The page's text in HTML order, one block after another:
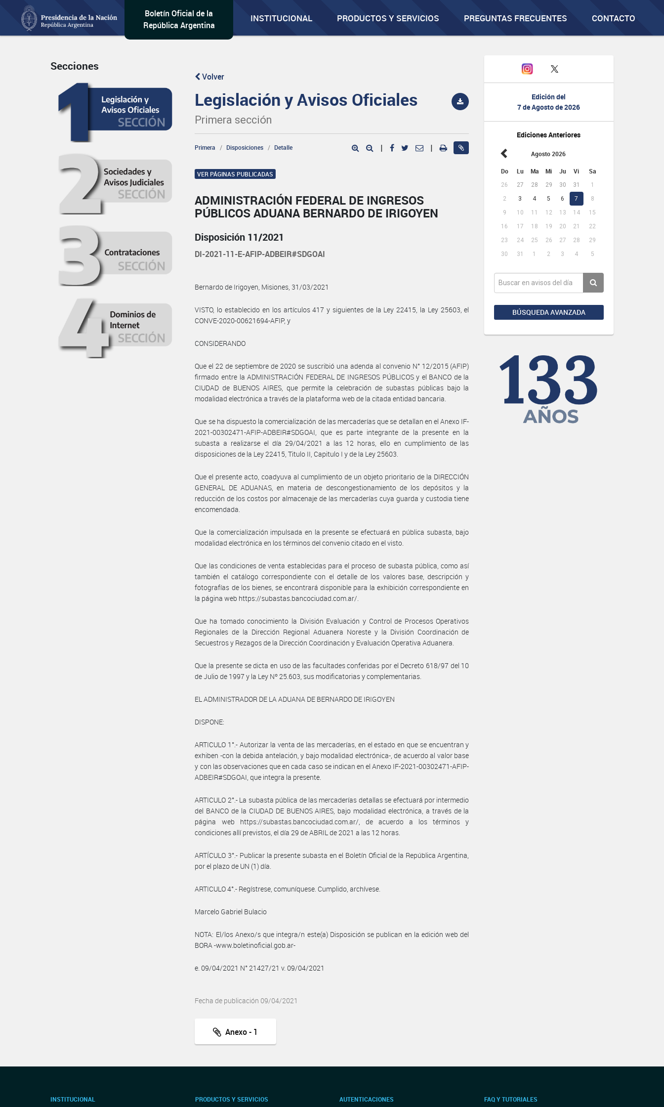
Boletín Oficial de la
República Argentina
INSTITUCIONAL PRODUCTOS Y SERVICIOS PREGUNTAS FRECUENTES CONTACTO
Edición del
7 de Agosto de 2026
Ediciones Anteriores
Agosto 2026
Do Lu Ma Mi Ju Vi Sa
26 27 28 29 30 31
1
2
3 4 5 6 7
8
9
10 11 12 13 14
15
16
17 18 19 20 21
22
23
24 25 26 27 28
29
30
31 1 2 3 4 5
BÚSQUEDA AVANZADA
Secciones
Volver
Legislación y Avisos Oficiales
Primera sección
Primera Disposiciones Detalle | |
VER PÁGINAS PUBLICADAS
ADMINISTRACIÓN FEDERAL DE INGRESOS
PÚBLICOS ADUANA BERNARDO DE IRIGOYEN
Disposición 11/2021
DI-2021-11-E-AFIP-ADBEIR#SDGOAI
Bernardo de Irigoyen, Misiones, 31/03/2021
VISTO, lo establecido en los artículos 417 y siguientes de la Ley 22415, la Ley 25603, el
CONVE-2020-00621694-AFIP, y
CONSIDERANDO
Que el 22 de septiembre de 2020 se suscribió una adenda al convenio N° 12/2015 (AFIP)
firmado entre la ADMINISTRACIÓN FEDERAL DE INGRESOS PÚBLICOS y el BANCO de la
CIUDAD de BUENOS AIRES, que permite la celebración de subastas públicas bajo la
modalidad electrónica a través de la plataforma web de la citada entidad bancaria.
Que se ha dispuesto la comercialización de las mercaderías que se detallan en el Anexo IF-
2021-00302471-AFIP-ADBEIR#SDGOAI, que es parte integrante de la presente en la
subasta a realizarse el día 29/04/2021 a las 12 horas, ello en cumplimiento de las
disposiciones de la Ley 22415, Titulo II, Capitulo I y de la Ley 25603.
Que el presente acto, coadyuva al cumplimiento de un objeto prioritario de la DIRECCIÓN
GENERAL DE ADUANAS, en materia de descongestionamiento de los depósitos y la
reducción de los costos por almacenaje de las mercaderías cuya guarda y custodia tiene
encomendada.
Que la comercialización impulsada en la presente se efectuará en pública subasta, bajo
modalidad electrónica en los términos del convenio citado en el visto.
Que las condiciones de venta establecidas para el proceso de subasta pública, como así
también el catálogo correspondiente con el detalle de los valores base, descripción y
fotografías de los bienes, se encontrará disponible para la exhibición correspondiente en
la página web https://subastas.bancociudad.com.ar/.
Que ha tomado conocimiento la División Evaluación y Control de Procesos Operativos
Regionales de la Dirección Regional Aduanera Noreste y la División Coordinación de
Secuestros y Rezagos de la Dirección Coordinación y Evaluación Operativa Aduanera.
Que la presente se dicta en uso de las facultades conferidas por el Decreto 618/97 del 10
de Julio de 1997 y la Ley Nº 25.603, sus modificatorias y complementarias.
EL ADMINISTRADOR DE LA ADUANA DE BERNARDO DE IRIGOYEN
DISPONE:
ARTICULO 1°.- Autorizar la venta de las mercaderías, en el estado en que se encuentran y
exhiben -con la debida antelación, y bajo modalidad electrónica-, de acuerdo al valor base
y con las observaciones que en cada caso se indican en el Anexo IF-2021-00302471-AFIP-
ADBEIR#SDGOAI, que integra la presente.
ARTICULO 2°.- La subasta pública de las mercaderías detallas se efectuará por intermedio
del BANCO de la CIUDAD DE BUENOS AIRES, bajo modalidad electrónica, a través de la
página web https://subastas.bancociudad.com.ar/, de acuerdo a los términos y
condiciones allí previstos, el día 29 de ABRIL de 2021 a las 12 horas.
ARTÍCULO 3°.- Publicar la presente subasta en el Boletín Oficial de la República Argentina,
por el plazo de UN (1) día.
ARTICULO 4°.- Regístrese, comuníquese. Cumplido, archívese.
Marcelo Gabriel Bulacio
NOTA: El/los Anexo/s que integra/n este(a) Disposición se publican en la edición web del
BORA -www.boletinoficial.gob.ar-
e. 09/04/2021 N° 21427/21 v. 09/04/2021
Fecha de publicación 09/04/2021
Anexo - 1
INSTITUCIONAL PRODUCTOS Y SERVICIOS AUTENTICACIONES FAQ Y TUTORIALES